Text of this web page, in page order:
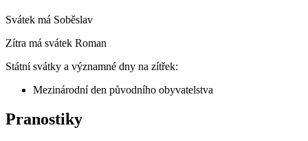
Svátek má Soběslav
Zítra má svátek Roman
Státní svátky a významné dny na zítřek:
Mezinárodní den původního obyvatelstva
Pranostiky